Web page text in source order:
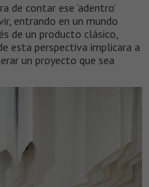
de contar ese ‘adentro’
entrando en un mundo
de un producto clásico,
esta perspectiva implicara a
un proyecto que sea